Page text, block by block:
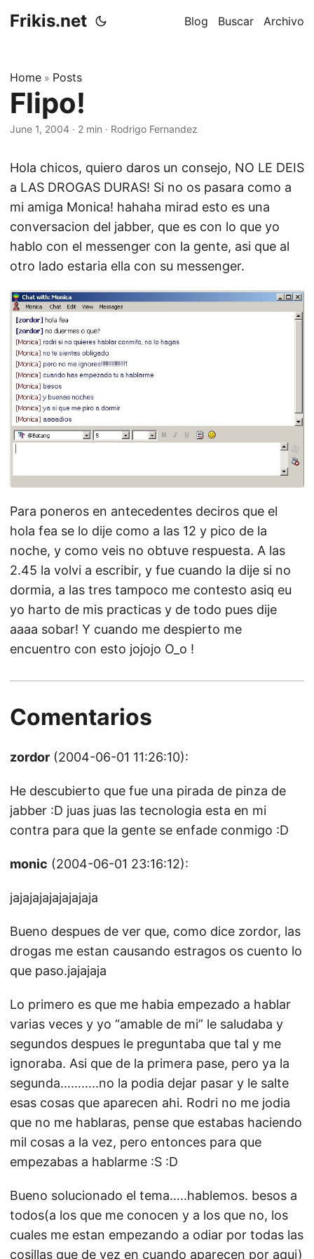
Frikis.net Blog Buscar Archivo
Home » Posts
Flipo!
June 1, 2004 · 2 min · Rodrigo Fernandez
Hola chicos, quiero daros un consejo, NO LE DEIS
a LAS DROGAS DURAS! Si no os pasara como a
mi amiga Monica! hahaha mirad esto es una
conversacion del jabber, que es con lo que yo
hablo con el messenger con la gente, asi que al
otro lado estaria ella con su messenger.
Para poneros en antecedentes deciros que el
hola fea se lo dije como a las 12 y pico de la
noche, y como veis no obtuve respuesta. A las
2.45 la volvi a escribir, y fue cuando la dije si no
dormia, a las tres tampoco me contesto asiq eu
yo harto de mis practicas y de todo pues dije
aaaa sobar! Y cuando me despierto me
encuentro con esto jojojo O_o !
Comentarios
zordor (2004-06-01 11:26:10):
He descubierto que fue una pirada de pinza de
jabber :D juas juas las tecnologia esta en mi
contra para que la gente se enfade conmigo :D
monic (2004-06-01 23:16:12):
jajajajajajajajaja
Bueno despues de ver que, como dice zordor, las
drogas me estan causando estragos os cuento lo
que paso.jajajaja
Lo primero es que me habia empezado a hablar
varias veces y yo “amable de mi” le saludaba y
segundos despues le preguntaba que tal y me
ignoraba. Asi que de la primera pase, pero ya la
segunda………..no la podia dejar pasar y le salte
esas cosas que aparecen ahi. Rodri no me jodia
que no me hablaras, pense que estabas haciendo
mil cosas a la vez, pero entonces para que
empezabas a hablarme :S :D
Bueno solucionado el tema…..hablemos. besos a
todos(a los que me conocen y a los que no, los
cuales me estan empezando a odiar por todas las
cosillas que de vez en cuando aparecen por aqui)